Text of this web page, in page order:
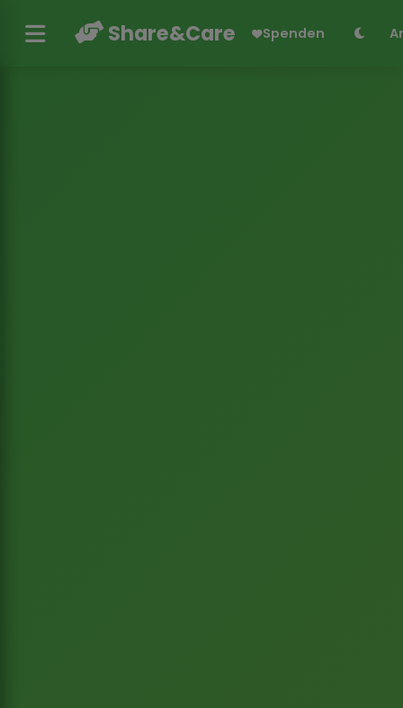
Share&Care Spenden